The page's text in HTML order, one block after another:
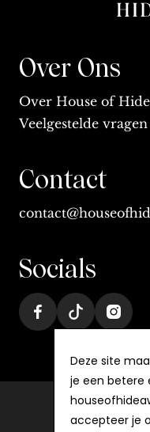
Over Ons
Over House of
Veelgestelde vragen
Contact
Socials
Deze site
je een betere
accepteer je